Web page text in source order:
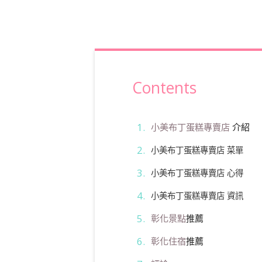
Contents
小美布丁蛋糕專賣店 介紹
小美布丁蛋糕專賣店 菜單
小美布丁蛋糕專賣店 心得
小美布丁蛋糕專賣店 資訊
彰化景點推薦
彰化住宿推薦